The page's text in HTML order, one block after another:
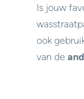
Is jouw
ook
van de